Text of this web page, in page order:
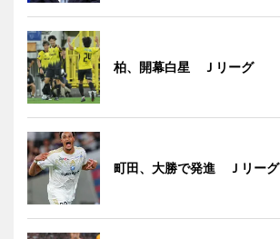
柏、開幕白星 Ｊリーグ
町田、大勝で発進 Ｊリーグ